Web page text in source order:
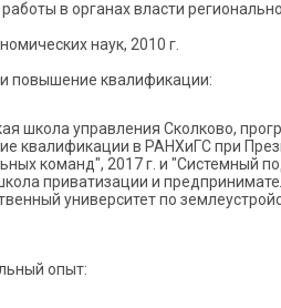
в органах власти
наук, 2010 г.
повышение квалификации:
школа управления Сколково,
квалификации в РАНХиГС при
команд", 2017 г. и "Системный
приватизации и
университет по
опыт: